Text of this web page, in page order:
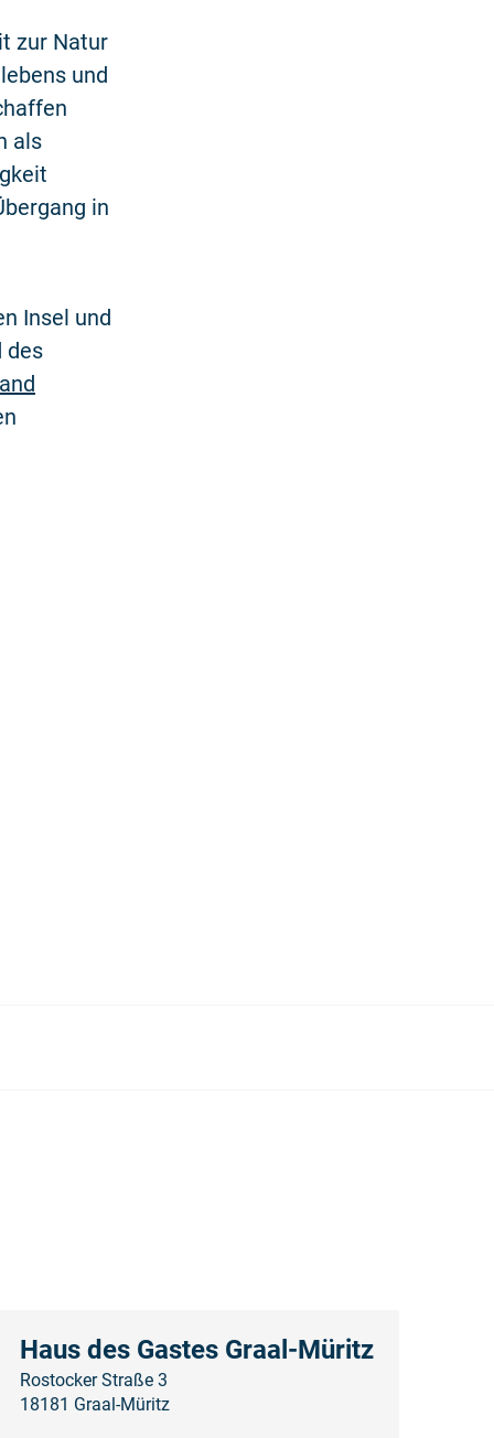
zur Natur
und
als
in
Insel und
des
Haus des Gastes Graal-Müritz
Rostocker Straße 3
18181 Graal-Müritz